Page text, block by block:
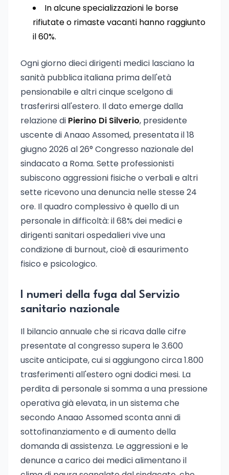
In alcune specializzazioni le borse
rifiutate o rimaste vacanti hanno raggiunto
il 60%.
Ogni giorno dieci dirigenti medici lasciano la
sanità pubblica italiana prima dell'età
pensionabile e altri cinque scelgono di
trasferirsi all'estero. Il dato emerge dalla
relazione di Pierino Di Silverio, presidente
uscente di Anaao Assomed, presentata il 18
giugno 2026 al 26° Congresso nazionale del
sindacato a Roma. Sette professionisti
subiscono aggressioni fisiche o verbali e altri
sette ricevono una denuncia nelle stesse 24
ore. Il quadro complessivo è quello di un
personale in difficoltà: il 68% dei medici e
dirigenti sanitari ospedalieri vive una
condizione di burnout, cioè di esaurimento
fisico e psicologico.
I numeri della fuga dal Servizio
sanitario nazionale
Il bilancio annuale che si ricava dalle cifre
presentate al congresso supera le 3.600
uscite anticipate, cui si aggiungono circa 1.800
trasferimenti all'estero ogni dodici mesi. La
perdita di personale si somma a una pressione
operativa già elevata, in un sistema che
secondo Anaao Assomed sconta anni di
sottofinanziamento e di aumento della
domanda di assistenza. Le aggressioni e le
denunce a carico dei medici alimentano il